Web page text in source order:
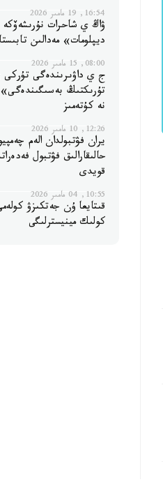
16:54, 19 مامىر 2026
ۋاڭ ي شاحرات
ديپلومات» مەدالىن
08:00, 15 مامىر 2026
ج ي داۋىرىندەگى تۇركى
تۇرىكتىڭ
نە كۇتەمىز
12:26, 10 مامىر 2026
يران فۋتبولدان الەم
قويدى
10:55, 04 مامىر 2026
كولىك مينيسترلىگى